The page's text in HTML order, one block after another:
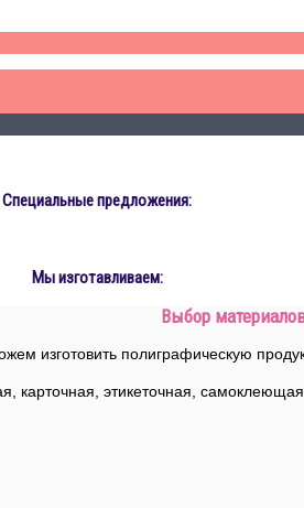
Специальные предложения:
Мы изготавливаем:
Выбор
изготовить полиграфическую
карточная, этикеточная,